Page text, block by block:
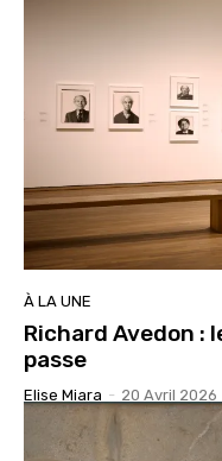
À LA UNE
Richard Avedon :
passe
Elise Miara - 20 Avril 2026